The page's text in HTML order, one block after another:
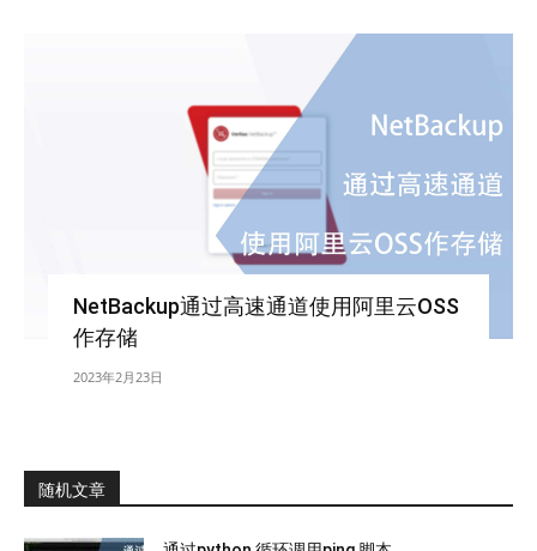
NetBackup通过高速通道使用阿里云OSS
作存储
2023年2月23日
随机文章